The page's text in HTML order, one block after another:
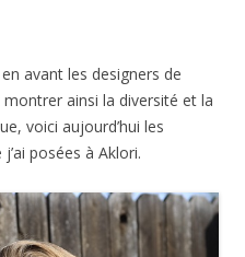
avant les designers de
ainsi la diversité et la
voici aujourd’hui les
posées à Aklori.